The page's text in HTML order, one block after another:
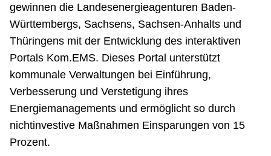
gewinnen die Landesenergieagenturen Baden-
Württembergs, Sachsens, Sachsen-Anhalts und
Thüringens mit der Entwicklung des interaktiven
Portals Kom.EMS. Dieses Portal unterstützt
kommunale Verwaltungen bei Einführung,
Verbesserung und Verstetigung ihres
Energiemanagements und ermöglicht so durch
nichtinvestive Maßnahmen Einsparungen von 15
Prozent.